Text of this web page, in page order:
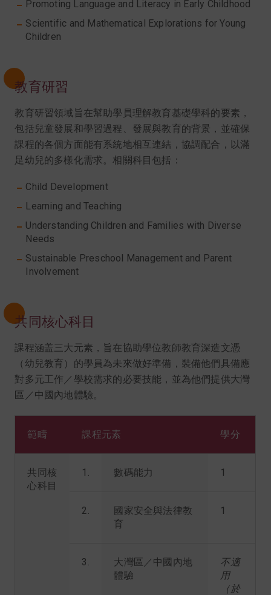
Promoting Language and Literacy in Early Childhood
Scientific and Mathematical Explorations for Young
Children
教育研習
教育研習領域旨在幫助學員理解教育基礎學科的要素，
包括兒童發展和學習過程、發展與教育的背景，並確保
課程的各個方面能有系統地相互連結，協調配合，以滿
足幼兒的多樣化需求。相關科目包括：
Child Development
Learning and Teaching
Understanding Children and Families with Diverse
Needs
Sustainable Preschool Management and Parent
Involvement
共同核心科目
課程涵盖三大元素，旨在協助學位教師教育深造文憑
（幼兒教育）的學員為未來做好準備，裝備他們具備應
對多元工作／學校需求的必要技能，並為他們提供大灣
區／中國內地體驗。
範疇 課程元素 學分
共同核
心科目
1. 數碼能力 1
2.
國家安全與法律教
育
1
3.
大灣區／中國內地
體驗
不適
用
（於